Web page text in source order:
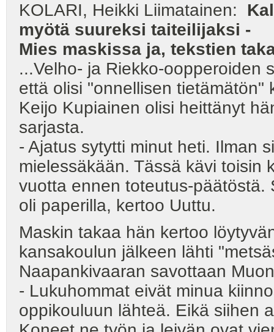
KOLARI, Heikki Liimatainen:
myötä suureksi taiteilijaksi -
Mies maskissa ja, tekstien
...Velho- ja Riekko-oopperoiden
että olisi "onnellisen tietämätön"
Keijo Kupiainen olisi heittänyt
sarjasta.
- Ajatus sytytti minut heti. Ilman
mielessäkään. Tässä kävi toisin
vuotta ennen toteutus-
oli paperilla, kertoo Uuttu.
Maskin takaa hän kertoo
kansakoulun jälkeen lähti
Naapankivaaran savottaan
- Lukuhommat eivät minua
oppikouluun lähteä. Eikä siihen